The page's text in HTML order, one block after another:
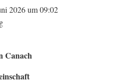
2026 um 09:02
Canach